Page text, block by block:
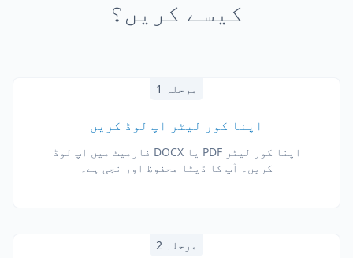
کیسے کریں؟
مرحلہ 1
اپنا کور لیٹر اپ لوڈ کریں
اپنا کور لیٹر PDF یا DOCX فارمیٹ میں اپ لوڈ
کریں۔ آپ کا ڈیٹا محفوظ اور نجی ہے۔
مرحلہ 2